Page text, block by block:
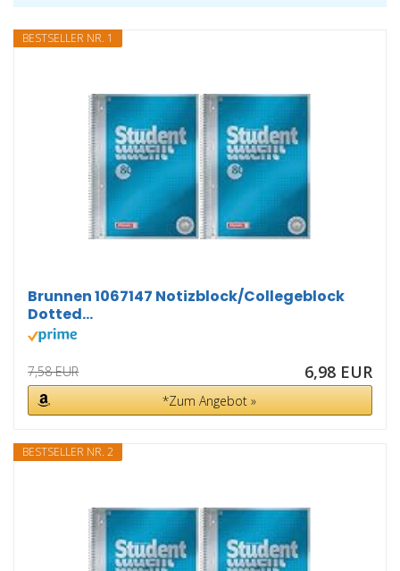
BESTSELLER NR. 1
Brunnen 1067147 Notizblock/Collegeblock
Dotted...
7,58 EUR 6,98 EUR
*Zum Angebot »
BESTSELLER NR. 2